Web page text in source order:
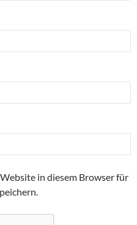
in diesem Browser für